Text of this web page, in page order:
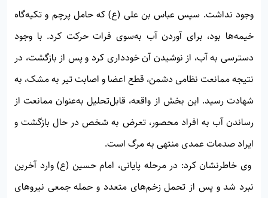
وجود نداشت. سپس عباس بن علی (ع) که حامل پرچم و تکیه‌گاه
خیمه‌ها بود، برای آوردن آب به‌سوی فرات حرکت کرد. با وجود
دسترسی به آب، از نوشیدن آن خودداری کرد و پس از بازگشت، در
نتیجه ممانعت نظامی دشمن، قطع اعضا و اصابت تیر به مشک، به
شهادت رسید. این بخش از واقعه، قابل‌تحلیل به‌عنوان ممانعت از
رساندن آب به افراد محصور، تعرض به شخص در حال بازگشت و
ایراد صدمات عمدی منتهی به مرگ است.
وی خاطرنشان کرد: در مرحله پایانی، امام حسین (ع) وارد آخرین
نبرد شد و پس از تحمل زخم‌های متعدد و حمله جمعی نیروهای